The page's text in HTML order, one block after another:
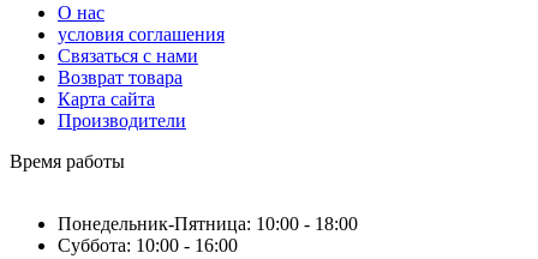
О нас
условия соглашения
Связаться с нами
Возврат товара
Карта сайта
Производители
Время работы
Понедельник-Пятница: 10:00 - 18:00
Суббота: 10:00 - 16:00